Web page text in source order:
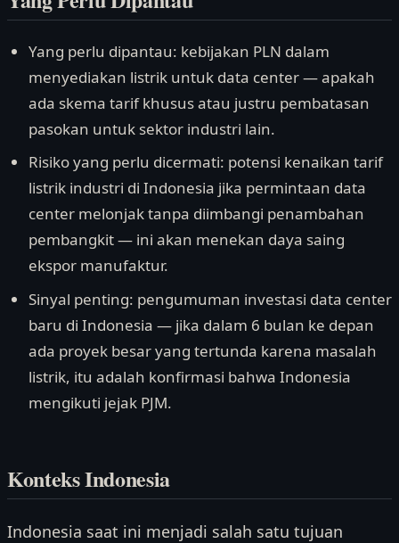
Yang perlu dipantau: kebijakan PLN dalam
menyediakan listrik untuk data center — apakah
ada skema tarif khusus atau justru pembatasan
pasokan untuk sektor industri lain.
Risiko yang perlu dicermati: potensi kenaikan tarif
listrik industri di Indonesia jika permintaan data
center melonjak tanpa diimbangi penambahan
pembangkit — ini akan menekan daya saing
ekspor manufaktur.
Sinyal penting: pengumuman investasi data center
baru di Indonesia — jika dalam 6 bulan ke depan
ada proyek besar yang tertunda karena masalah
listrik, itu adalah konfirmasi bahwa Indonesia
mengikuti jejak PJM.
Konteks Indonesia
Indonesia saat ini menjadi salah satu tujuan